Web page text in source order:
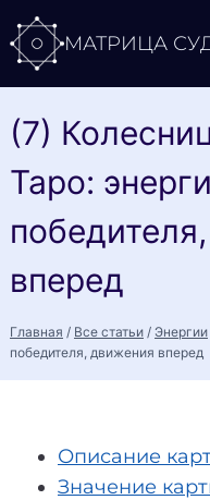
Перейти
содержимому
МАТРИЦА
(7)
Таро:
вперед
Главная / Все статьи / Энергии
победителя, движения вперед
Описание
Значение